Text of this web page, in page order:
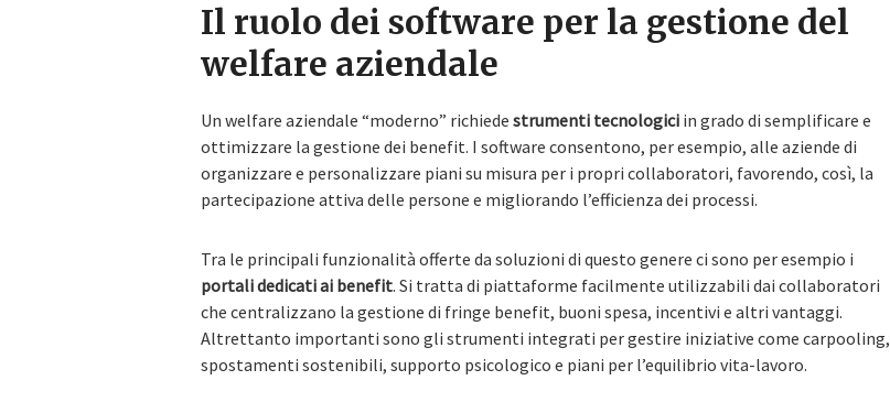
Il ruolo dei software per la gestione del
welfare aziendale
Un welfare aziendale “moderno” richiede strumenti tecnologici in grado di semplificare e
ottimizzare la gestione dei benefit. I software consentono, per esempio, alle aziende di
organizzare e personalizzare piani su misura per i propri collaboratori, favorendo, così, la
partecipazione attiva delle persone e migliorando l’efficienza dei processi.
Tra le principali funzionalità offerte da soluzioni di questo genere ci sono per esempio i
portali dedicati ai benefit. Si tratta di piattaforme facilmente utilizzabili dai collaboratori
che centralizzano la gestione di fringe benefit, buoni spesa, incentivi e altri vantaggi.
Altrettanto importanti sono gli strumenti integrati per gestire iniziative come carpooling,
spostamenti sostenibili, supporto psicologico e piani per l’equilibrio vita-lavoro.